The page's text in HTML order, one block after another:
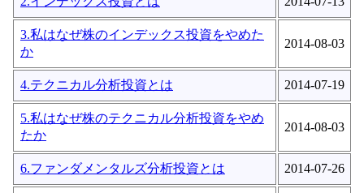
3.私はなぜ株のインデックス投資をやめた
か
2014-08-03
4.テクニカル分析投資とは 2014-07-19
5.私はなぜ株のテクニカル分析投資をやめ
たか
2014-08-03
6.ファンダメンタルズ分析投資とは 2014-07-26